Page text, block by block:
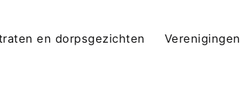
en dorpsgezichten Verenigingen